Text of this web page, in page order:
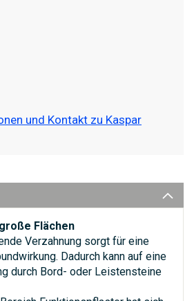
und Kontakt zu Kaspar
Flächen
Verzahnung sorgt für eine
Dadurch kann auf eine
durch Bord- oder Leistensteine